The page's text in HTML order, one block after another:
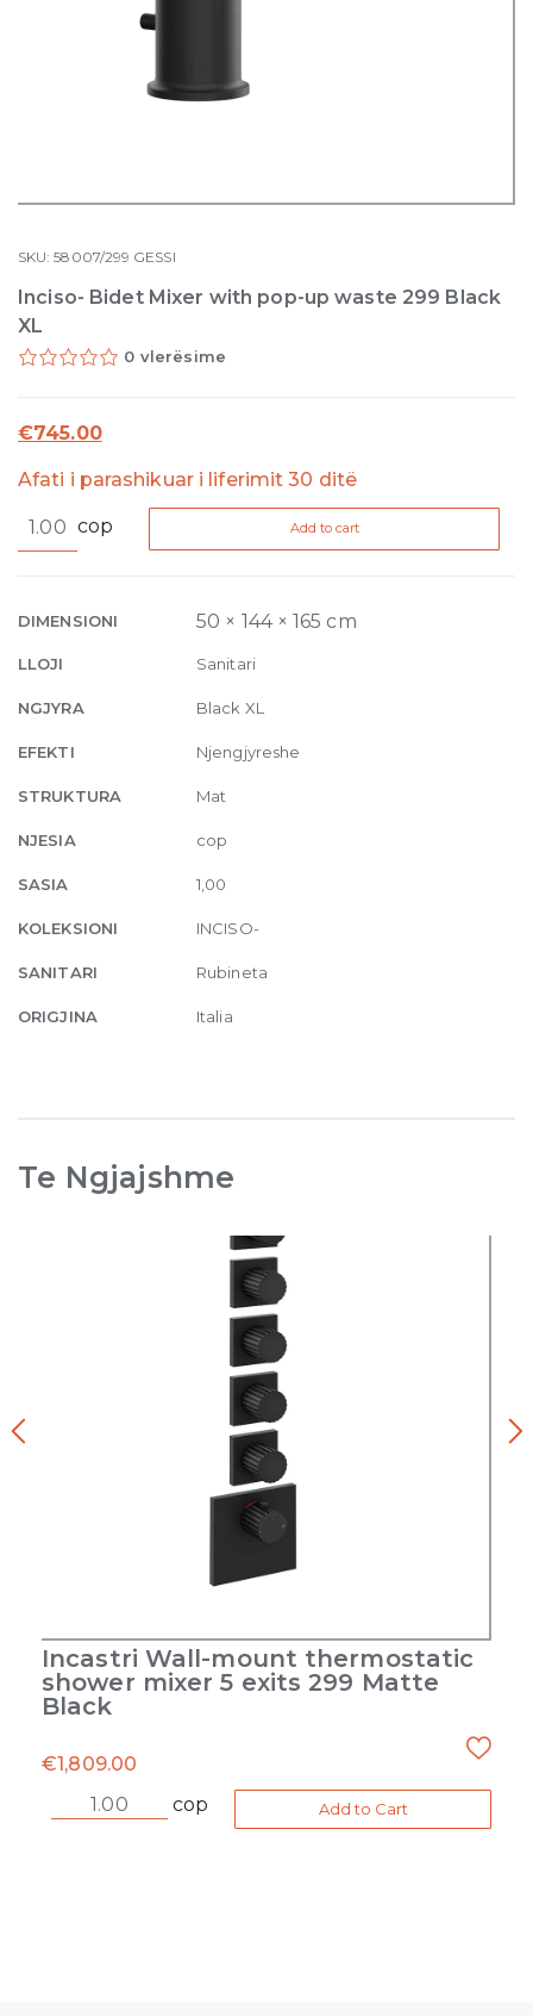
SKU:58007/299 GESSI
Inciso- Bidet Mixer with pop-up waste 299 Black
XL
0 vlerësime
€745.00
Afati i parashikuar i liferimit 30 ditë
Bidet
pop-
waste
299
XL
quantity
cop Add to cart
DIMENSIONI 50 × 144 × 165 cm
LLOJI Sanitari
NGJYRA Black XL
EFEKTI Njengjyreshe
STRUKTURA Mat
NJESIA cop
SASIA 1,00
KOLEKSIONI INCISO-
SANITARI Rubineta
ORIGJINA Italia
Te Ngjajshme
Incastri Wall-mount thermostatic
shower mixer 5 exits 299 Matte
Black
€1,809.00
cop
Add to Cart